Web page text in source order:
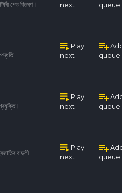
পেড বিতৰণ।
next
queue
Play
next
queue
Play
next
queue
বাদুলী
Play
next
queue